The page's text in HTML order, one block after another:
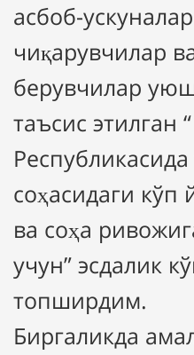
асбоб-
чиқарувчилар
берувчилар
таъсис этилган
соҳасидаги кўп
ва соҳа
учун” эсдалик
топширдим.
Биргаликда